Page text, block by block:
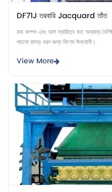
DF71J তরবারি Jacquard তাঁত
কম কম্পন এবং ভাল স্থায়িত্ব মত অন্যান্য
পাতলা কাপড় বয়ন জন্য বিশেষ উপযোগী।
View More